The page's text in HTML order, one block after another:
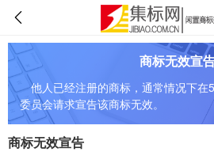
商标无效宣
他人已经注册的商标，通常情况下在
委员会请求宣告该商标无效。
商标无效宣告